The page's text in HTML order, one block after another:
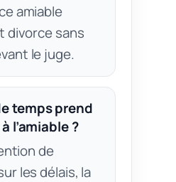
amiable
divorce sans
le juge.
temps prend
l’amiable ?
de
les délais, la